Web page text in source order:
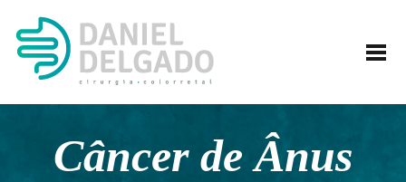
HOME
DANIEL DELGADO
TRATAMENTOS
ATENDIMENTO
Câncer de Ânus